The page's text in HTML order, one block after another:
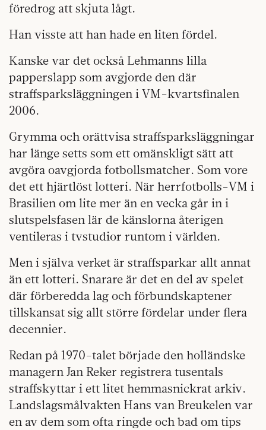
föredrog att skjuta lågt.
Han visste att han hade en liten fördel.
Kanske var det också Lehmanns lilla
papperslapp som avgjorde den där
straffsparksläggningen i VM-kvartsfinalen
2006.
Grymma och orättvisa straffsparksläggningar
har länge setts som ett omänskligt sätt att
avgöra oavgjorda fotbollsmatcher. Som vore
det ett hjärtlöst lotteri. När herrfotbolls-VM i
Brasilien om lite mer än en vecka går in i
slutspelsfasen lär de känslorna återigen
ventileras i tvstudior runtom i världen.
Men i själva verket är straffsparkar allt annat
än ett lotteri. Snarare är det en del av spelet
där förberedda lag och förbundskaptener
tillskansat sig allt större fördelar under flera
decennier.
Redan på 1970-talet började den holländske
managern Jan Reker registrera tusentals
straffskyttar i ett litet hemmasnickrat arkiv.
Landslagsmålvakten Hans van Breukelen var
en av dem som ofta ringde och bad om tips